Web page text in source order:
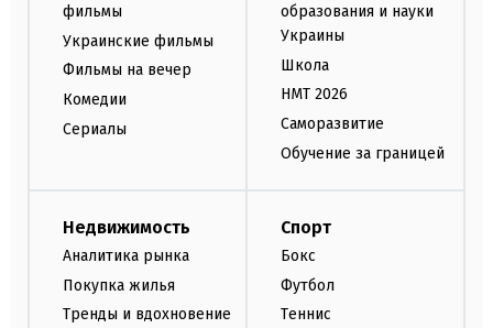
фильмы
Украинские фильмы
Фильмы на вечер
Комедии
Сериалы
образования и науки
Украины
Школа
НМТ 2026
Саморазвитие
Обучение за границей
Недвижимость
Аналитика рынка
Покупка жилья
Тренды и вдохновение
Спорт
Бокс
Футбол
Теннис